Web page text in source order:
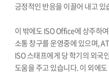
긍정적인 반응을 이끌어 내고 있
이 밖에도 ISO Office에 상주하
소통 창구를 운영중에 있으며,
ISO 스태프에게 당 학기의 외국
도움을 주고 있습니다. 이 외에